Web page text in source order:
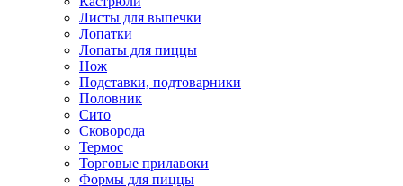
Листы для выпечки
Лопатки
Лопаты для пиццы
Нож
Подставки, подтоварники
Половник
Сито
Сковорода
Термос
Торговые прилавоки
Формы для пиццы